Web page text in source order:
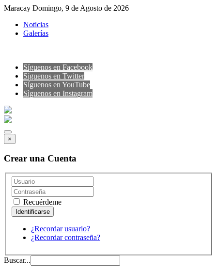
Maracay Domingo, 9 de Agosto de 2026
Noticias
Galerías
Síguenos en Facebook
Síguenos en Twitter
Síguenos en YouTube
Sìguenos en Instagram
×
Crear una Cuenta
Recuérdeme
¿Recordar usuario?
¿Recordar contraseña?
Buscar...